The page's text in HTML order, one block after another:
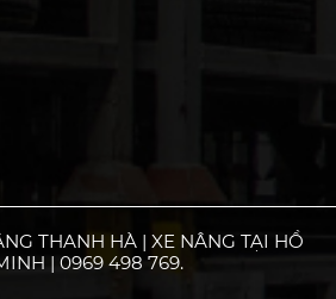
THANH HÀ | XE NÂNG TẠI HỒ
| 0969 498 769.